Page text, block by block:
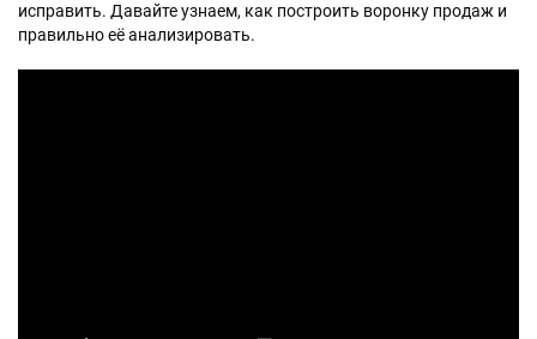
исправить. Давайте узнаем, как построить воронку продаж и
правильно её анализировать.